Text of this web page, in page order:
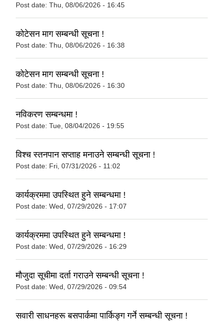
Post date: Thu, 08/06/2026 - 16:45
कोटेसन माग सम्बन्धी सूचना !
Post date: Thu, 08/06/2026 - 16:38
कोटेसन माग सम्बन्धी सूचना !
Post date: Thu, 08/06/2026 - 16:30
नविकरण सम्बन्धमा !
Post date: Tue, 08/04/2026 - 19:55
विश्च स्तनपान सप्ताह मनाउने सम्बन्धी सूचना !
Post date: Fri, 07/31/2026 - 11:02
कार्यक्रममा उपस्थित हुने सम्बन्धमा !
Post date: Wed, 07/29/2026 - 17:07
कार्यक्रममा उपस्थित हुने सम्बन्धमा !
Post date: Wed, 07/29/2026 - 16:29
मौजुदा सूचीमा दर्ता गराउने सम्बन्धी सूचना !
Post date: Wed, 07/29/2026 - 09:54
सवारी साधनहरू बसपार्कमा पार्किङ्ग गर्ने सम्बन्धी सूचना !